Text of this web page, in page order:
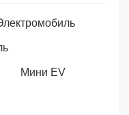
Мини EV